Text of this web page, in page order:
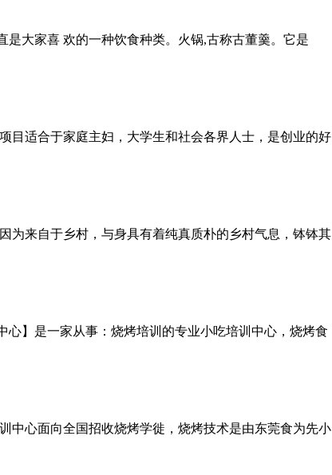
大家喜 欢的一种饮食种类。火锅,古称古董羹。它是
目适合于家庭主妇，大学生和社会各界人士，是创业的好
为来自于乡村，与身具有着纯真质朴的乡村气息，钵钵其
】是一家从事：烧烤培训的专业小吃培训中心，烧烤食
中心面向全国招收烧烤学徙，烧烤技术是由东莞食为先小